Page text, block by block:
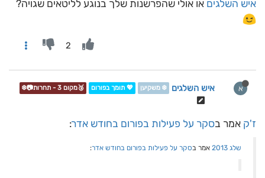
איש השלגים או אולי שהפרשנות שלך בנוגע לליטאים שגויה?
2
א איש השלגים ❄️ משקיען 💖 תומך בפורום 🥉מקום 3 - תחרות📷❄️
ז'ק אמר בסקר על פעילות בפורום בחודש אדר:
שלג 2013 אמר בסקר על פעילות בפורום בחודש אדר: